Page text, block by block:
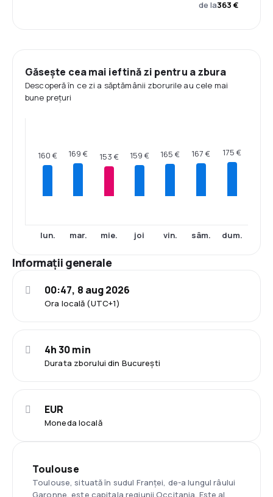
de la363 €
Găsește cea mai ieftină zi pentru a zbura
Descoperă în ce zi a săptămânii zborurile au cele mai
bune prețuri
160 €
lun.
169 €
mar.
153 €
mie.
159 €
joi
165 €
vin.
167 €
sâm.
175 €
dum.
Informații generale
Ora locală (UTC+1)
00:47, 8 aug 2026
Durata zborului din București
4h 30 min
Moneda locală
EUR
Toulouse
Toulouse, situată în sudul Franței, de-a lungul râului
Garonne, este capitala regiunii Occitania. Este al